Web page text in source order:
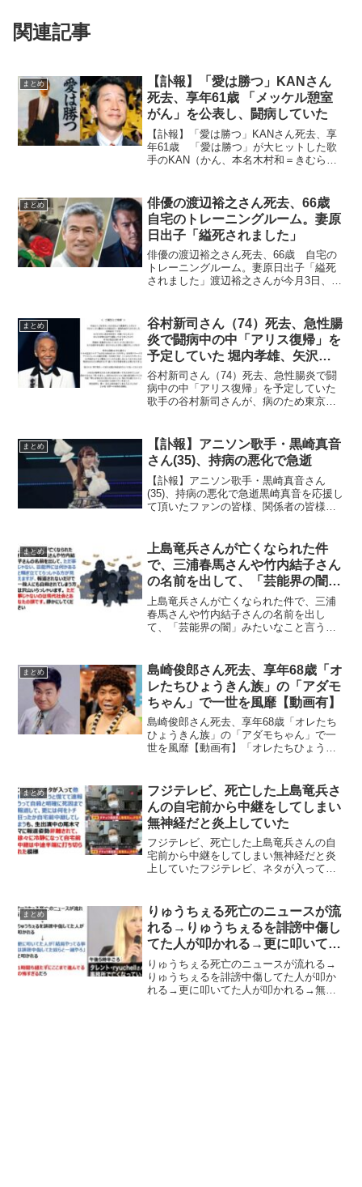
関連記事
まとめ
【訃報】「愛は勝つ」KANさん
死去、享年61歳 「メッケル憩室
がん」を公表し、闘病していた
【訃報】「愛は勝つ」KANさん死去、享
年61歳 「愛は勝つ」が大ヒットした歌
手のKAN（かん、本名木村和＝きむら・
親族とごく近しい人たちで済ませてい
る。死因は明らか...
まとめ
俳優の渡辺裕之さん死去、66歳
自宅のトレーニングルーム。妻原
日出子「縊死されました」
俳優の渡辺裕之さん死去、66歳 自宅の
トレーニングルーム。妻原日出子「縊死
されました」渡辺裕之さんが今月3日、神
ると、自宅の地下にあるトレーニングル
ームで倒れていた...
まとめ
谷村新司さん（74）死去、急性腸
炎で闘病中の中「アリス復帰」を
予定していた 堀内孝雄、矢沢透
さんからも追悼コメント
谷村新司さん（74）死去、急性腸炎で闘
病中の中「アリス復帰」を予定していた
歌手の谷村新司さんが、病のため東京都
74歳だった。今年の3月に急性腸炎のため
に手術を受けて治...
まとめ
【訃報】アニソン歌手・黒崎真音
さん(35)、持病の悪化で急逝
【訃報】アニソン歌手・黒崎真音さん
(35)、持病の悪化で急逝黒崎真音を応援し
て頂いたファンの皆様、関係者の皆様へ
まとめ
上島竜兵さんが亡くなられた件
で、三浦春馬さんや竹内結子さん
の名前を出して、「芸能界の闇」
みたいなこと言う人がいます
が・・・
上島竜兵さんが亡くなられた件で、三浦
春馬さんや竹内結子さんの名前を出し
て、「芸能界の闇」みたいなこと言う人
んの名前を出して、ただ事じゃない、芸
能界には何かあると騒ぎ立て...
まとめ
島崎俊郎さん死去、享年68歳「オ
レたちひょうきん族」の「アダモ
ちゃん」で一世を風靡【動画有】
島崎俊郎さん死去、享年68歳「オレたち
ひょうきん族」の「アダモちゃん」で一
世を風靡【動画有】「オレたちひょうき
関係者によって明らかにされました、享
年68歳。関係者により...
まとめ
フジテレビ、死亡した上島竜兵さ
んの自宅前から中継をしてしまい
無神経だと炎上していた
フジテレビ、死亡した上島竜兵さんの自
宅前から中継をしてしまい無神経だと炎
上していたフジテレビ、ネタが入って他
トチ狂ったか自宅前中継してしまうも、
生出演中の尾木ママに報道...
まとめ
りゅうちぇる死亡のニュースが流
れる→りゅうちぇるを誹謗中傷し
てた人が叩かれる→更に叩いてた
人が叩かれる→無限ループ
りゅうちぇる死亡のニュースが流れる→
りゅうちぇるを誹謗中傷してた人が叩か
れる→更に叩いてた人が叩かれる→無限